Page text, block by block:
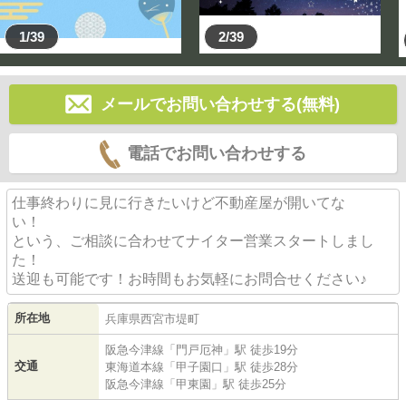
●カップボード標準装備♪
●ルーフバルコニーがあるので洗濯物も良く乾きます♪
●小中学校が近くて子育て世帯にも安心♪
●阪急今津線「門戸厄神」駅 徒歩19分
●西宮市立 樋之口小学校・・徒歩約6分
●西宮市立 甲武中学校・・徒歩約10分
1/39 2/39
メールでお問い合わせする(無料)
電話でお問い合わせする
仕事終わりに見に行きたいけど不動産屋が開いてな
い！
という、ご相談に合わせてナイター営業スタートしまし
た！
送迎も可能です！お時間もお気軽にお問合せください♪
所在地 兵庫県西宮市堤町
交通
阪急今津線 「 門戸厄神 」駅 徒歩19分
東海道本線 「 甲子園口 」駅 徒歩28分
阪急今津線 「 甲東園 」駅 徒歩25分